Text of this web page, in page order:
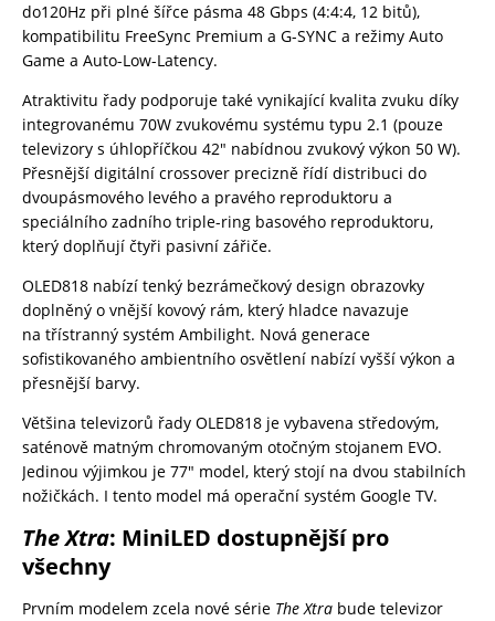
do120Hz při plné šířce pásma 48 Gbps (4:4:4, 12 bitů),
kompatibilitu FreeSync Premium a G-SYNC a režimy Auto
Game a Auto-Low-Latency.
Atraktivitu řady podporuje také vynikající kvalita zvuku díky
integrovanému 70W zvukovému systému typu 2.1 (pouze
televizory s úhlopříčkou 42″ nabídnou zvukový výkon 50 W).
Přesnější digitální crossover precizně řídí distribuci do
dvoupásmového levého a pravého reproduktoru a
speciálního zadního triple-ring basového reproduktoru,
který doplňují čtyři pasivní zářiče.
OLED818 nabízí tenký bezrámečkový design obrazovky
doplněný o vnější kovový rám, který hladce navazuje
na třístranný systém Ambilight. Nová generace
sofistikovaného ambientního osvětlení nabízí vyšší výkon a
přesnější barvy.
Většina televizorů řady OLED818 je vybavena středovým,
saténově matným chromovaným otočným stojanem EVO.
Jedinou výjimkou je 77″ model, který stojí na dvou stabilních
nožičkách. I tento model má operační systém Google TV.
The Xtra: MiniLED dostupnější pro
všechny
Prvním modelem zcela nové série The Xtra bude televizor